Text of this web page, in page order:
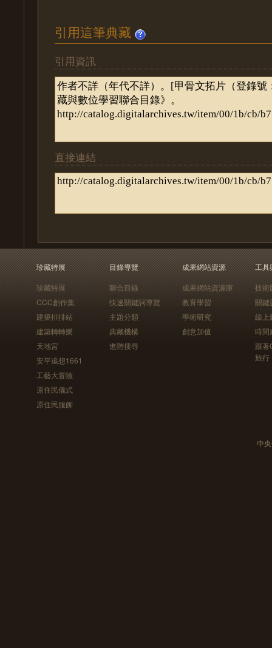
引用這筆典藏
引用資訊
直接連結
珍藏特展
珍藏特展
CCC創作集
建築排排站
建築轉轉樂
天地宮
安平追想1661
工藝大冒險
原住民儀式
原住民服飾
目錄導覽
聯合目錄
快速關鍵詞導覽
主題分類
典藏機構
進階搜尋
成果網站資源
成果網站資源庫
教育學習
學術研究
創意加值
工具
技術
關鍵
線上
時間
跟
旅行
中